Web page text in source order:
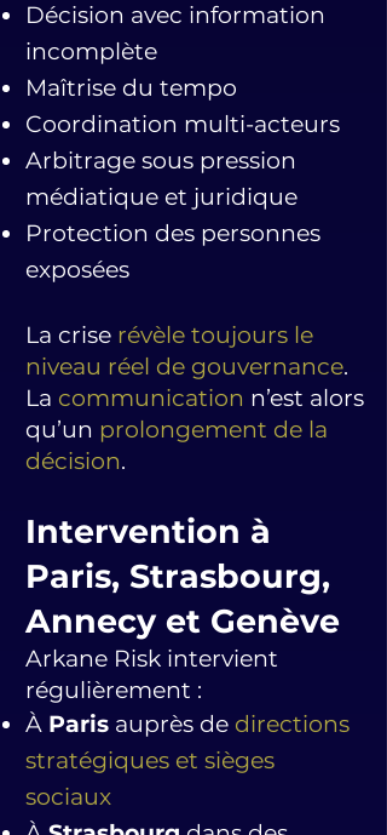
Décision avec information
incomplète
Maîtrise du tempo
Coordination multi-acteurs
Arbitrage sous pression
médiatique et juridique
Protection des personnes
exposées
La crise révèle toujours le
niveau réel de gouvernance.
La communication n’est alors
qu’un prolongement de la
décision.
Intervention à
Paris, Strasbourg,
Annecy et Genève
Arkane Risk intervient
régulièrement :
À Paris auprès de directions
stratégiques et sièges
sociaux